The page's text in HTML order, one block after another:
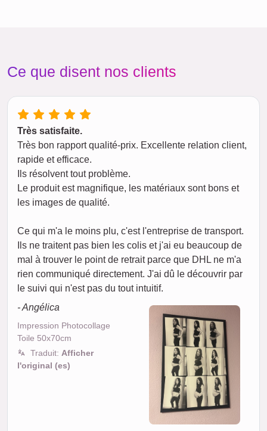
Ce que disent nos clients
Très satisfaite.
Très bon rapport qualité-prix. Excellente relation client,
rapide et efficace.
Ils résolvent tout problème.
Le produit est magnifique, les matériaux sont bons et
les images de qualité.
Ce qui m'a le moins plu, c'est l'entreprise de transport.
Ils ne traitent pas bien les colis et j'ai eu beaucoup de
mal à trouver le point de retrait parce que DHL ne m'a
rien communiqué directement. J'ai dû le découvrir par
le suivi qui n'est pas du tout intuitif.
- Angélica
Impression Photocollage
Toile 50x70cm
Traduit: Afficher
l'original (es)